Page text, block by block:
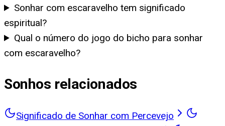
Sonhar com escaravelho tem significado
espiritual?
Qual o número do jogo do bicho para sonhar
com escaravelho?
Sonhos relacionados
Significado de Sonhar com Percevejo